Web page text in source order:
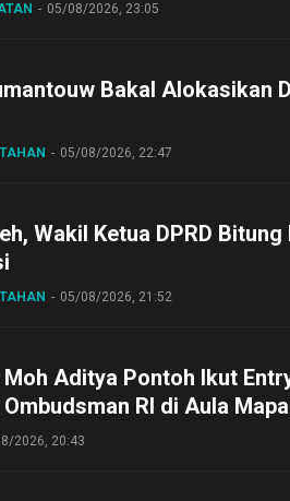
05/08/2026, 23:05
Bakal Alokasikan
05/08/2026, 22:47
Wakil Ketua DPRD Bitung
05/08/2026, 21:52
Aditya Pontoh Ikut
RI di Aula
2026, 20:43